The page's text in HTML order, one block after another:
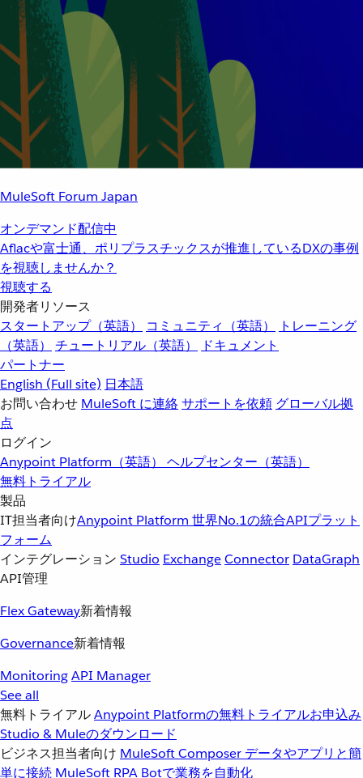
MuleSoft Forum Japan
オンデマンド配信中
Aflacや富士通、ポリプラスチックスが推進しているDXの事例
を視聴しませんか？
視聴する
開発者リソース
スタートアップ（英語）
コミュニティ（英語）
トレーニング
（英語）
チュートリアル（英語）
ドキュメント
パートナー
English (Full site) 日本語
お問い合わせ MuleSoft に連絡サポートを依頼 グローバル拠
点
ログイン
Anypoint Platform（英語） ヘルプセンター（英語）
無料トライアル
製品
IT担当者向けAnypoint Platform 世界No.1の統合APIプラット
フォーム
インテグレーション Studio ExchangeConnector DataGraph
API管理
Flex Gateway新着情報
Governance新着情報
MonitoringAPI Manager
See all
無料トライアルAnypoint Platformの無料トライアルお申込み
Studio & Muleのダウンロード
ビジネス担当者向け MuleSoft Composer データやアプリと簡
単に接続 MuleSoft RPA Botで業務を自動化